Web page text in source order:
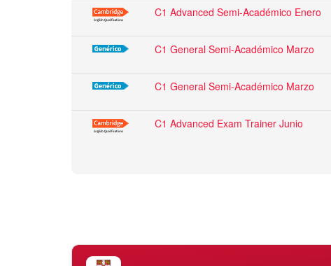
C1 Advanced Semi-Académico Enero
C1 General Semi-Académico Marzo
C1 General Semi-Académico Marzo
C1 Advanced Exam Trainer Junio